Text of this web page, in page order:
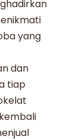
yang
dan
tiap